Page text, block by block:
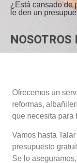
¿Está cansado de
le den un
NOSOTROS
Ofrecemos un
reformas,
que necesita para
Vamos hasta
presupuesto
Se lo